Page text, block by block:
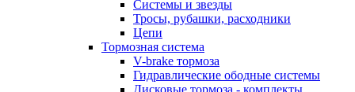
Системы и звезды
Тросы, рубашки, расходники
Цепи
Тормозная система
V-brake тормоза
Гидравлические ободные системы
Дисковые тормоза - комплекты